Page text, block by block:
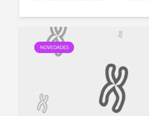
NOVEDADES